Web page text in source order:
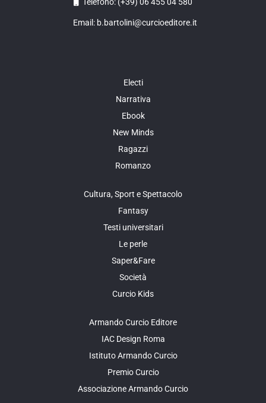
Email: b.bartolini@curcioeditore.it
Electi
Narrativa
Ebook
New Minds
Ragazzi
Romanzo
Cultura, Sport e Spettacolo
Fantasy
Testi universitari
Le perle
Saper&Fare
Società
Curcio Kids
Armando Curcio Editore
IAC Design Roma
Istituto Armando Curcio
Premio Curcio
Associazione Armando Curcio